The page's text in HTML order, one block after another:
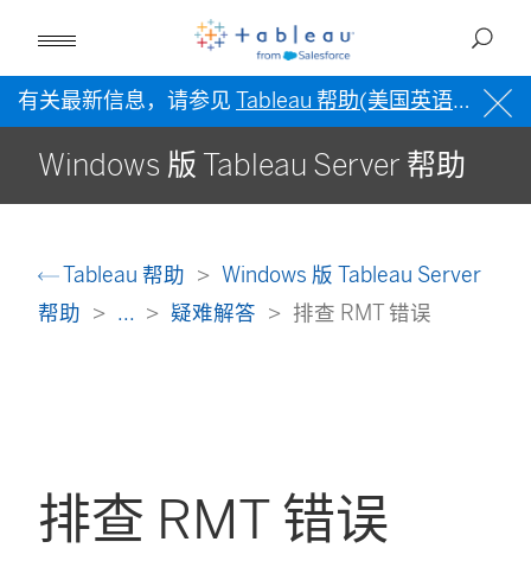
有关最新信息，请参见 Tableau 帮助(美国英语) 。
Windows 版 Tableau Server 帮助
Tableau 帮助
Windows 版 Tableau Server
帮助
... 疑难解答 排查 RMT 错误
排查 RMT 错误